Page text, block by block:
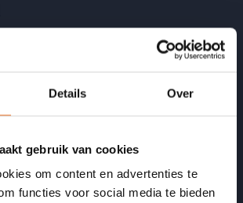
Details Over
gebruik van cookies
om content en advertenties te
functies voor social media te bieden